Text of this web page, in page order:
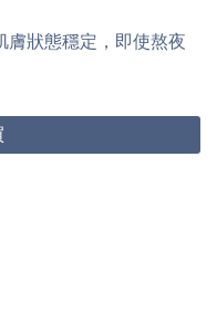
狀態穩定，即使熬夜